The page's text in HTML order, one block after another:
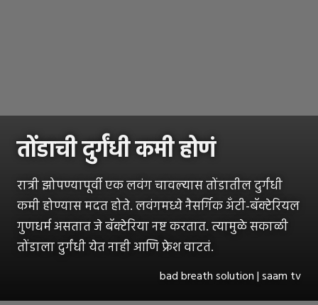
तोंडाची दुर्गंधी कमी होणं
रात्री झोपण्यापूर्वी एक लवंग चावल्यास तोंडातील दुर्गंधी
कमी होण्यास मदत होते. लवंगमध्ये नैसर्गिक अँटी-बॅक्टेरियल
गुणधर्म असतात जे बॅक्टेरिया नष्ट करतात. त्यामुळे सकाळी
तोंडाला दुर्गंधी येत नाही आणि फ्रेश वाटतं.
bad breath solution | saam tv